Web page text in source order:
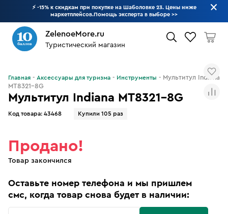
⚡ -15% к скидкам при покупке на Шаболовке 23. Цены ниже
маркетплейсов.Помощь эксперта в выборе >>
ZelenoeMore.ru
Туристический магазин
Мультитул Indiana MT8321-8G
Код товара: 43468 Купили 105 раз
Главная Аксессуары для туризма Инструменты
Мультитул Indiana
MT8321-8G
Продано!
Товар закончился
Оставьте номер телефона и мы пришлем
смс, когда товар снова будет в наличии: